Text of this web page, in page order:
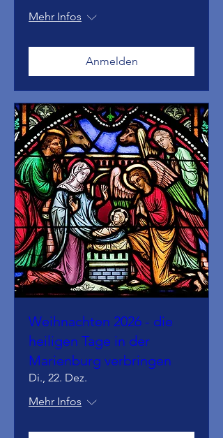
Mehr Infos
Anmelden
Weihnachten 2026 - die
heiligen Tage in der
Marienburg verbringen
Di., 22. Dez.
Mehr Infos